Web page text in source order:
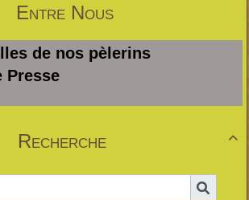
Entre Nous
de nos pèlerins
Presse

Recherche